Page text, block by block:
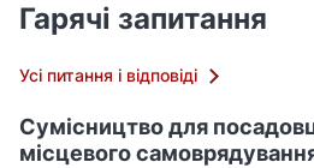
Гарячі запитання
Усі питання і відповіді
Сумісництво для
місцевого